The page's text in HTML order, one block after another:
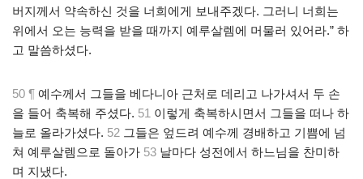
버지께서 약속하신 것을 너희에게 보내주겠다. 그러니 너희는
위에서 오는 능력을 받을 때까지 예루살렘에 머물러 있어라.” 하
고 말씀하셨다.
50 ¶ 예수께서 그들을 베다니아 근처로 데리고 나가셔서 두 손
을 들어 축복해 주셨다. 51 이렇게 축복하시면서 그들을 떠나 하
늘로 올라가셨다. 52 그들은 엎드려 예수께 경배하고 기쁨에 넘
쳐 예루살렘으로 돌아가 53 날마다 성전에서 하느님을 찬미하
며 지냈다.